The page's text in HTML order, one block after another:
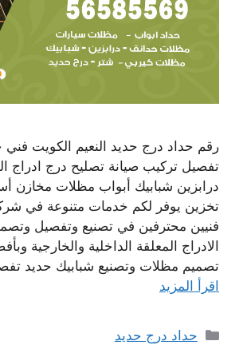
رقم حداد درج حديد النعيم الكويت فني
تفصيل تركيب صيانة تصليح درج ادراج
درابزين شبابيك أبواب مظلات مخازن
تخزين يوفر لكم خدمات متنوعة في
فنيين محترفين في تصنيع وتفصيل
الادراج المعلقة الداخلية والخارجية
تصميم مظلات وتصنيع شبابيك حديد
اقرأ المزيد
التصنيفات
حداد درج حديد